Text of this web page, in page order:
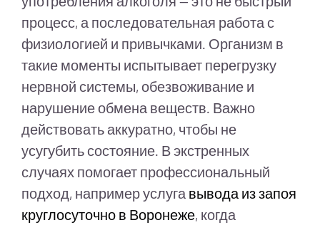
процесс, а последовательная работа с
физиологией и привычками. Организм в
такие моменты испытывает перегрузку
нервной системы, обезвоживание и
нарушение обмена веществ. Важно
действовать аккуратно, чтобы не
усугубить состояние. В экстренных
случаях помогает профессиональный
подход, например услуга вывода из запоя
круглосуточно в Воронеже, когда